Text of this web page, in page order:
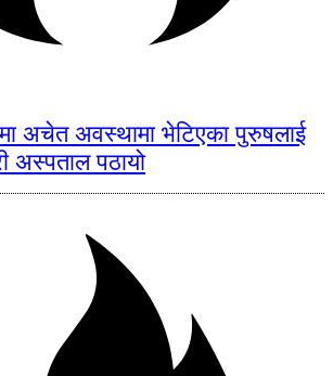
अचेत अवस्थामा भेटिएका पुरुषलाई
अस्पताल पठायो